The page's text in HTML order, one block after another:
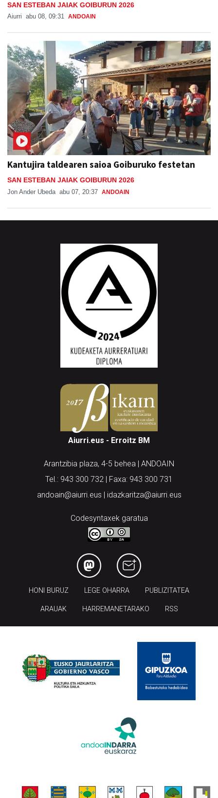
SAN ESTEBAN JAIAK GOIBURUN 2026
Aiurri abu 08, 09:31 ANDOAIN
Kantujira taldearen saioa Goiburuko festetan
SAN ESTEBAN JAIAK GOIBURUN 2026
Jon Ander Ubeda abu 07, 20:37 ANDOAIN
Aiurri.eus - Erroitz BM
Arantzibia plaza, 4-5 behea | ANDOAIN
Tel.: 943 300 732 | Faxa: 943 300 731
andoain@aiurri.eus | idazkaritza@aiurri.eus
Codesyntaxek garatua
HONI BURUZ LEGE OHARRA PUBLIZITATEA
ARAUAK HARREMANETARAKO RSS